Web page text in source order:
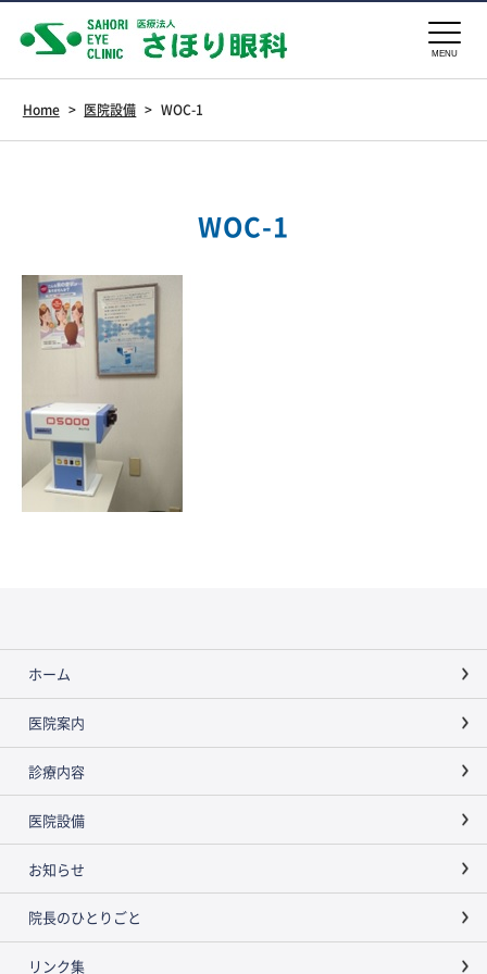
MENU
Home > 医院設備 > WOC-1
WOC-1
ホーム
医院案内
診療内容
医院設備
お知らせ
院長のひとりごと
リンク集